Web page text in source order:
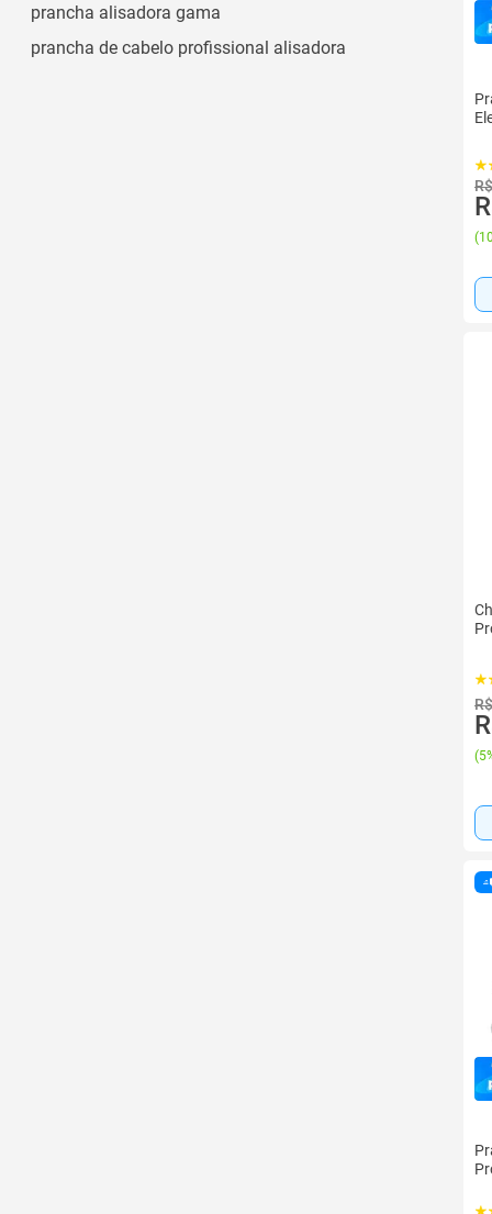
prancha alisadora gama
prancha de cabelo profissional alisadora
(
(